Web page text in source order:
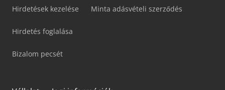
Hirdetések kezelése
Hirdetés foglalása
Bizalom pecsét
Minta adásvételi szerződés